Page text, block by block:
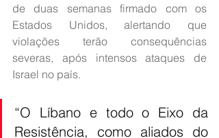
de duas semanas firmado com os
Estados Unidos, alertando que
violações terão consequências
severas, após intensos ataques de
Israel no país.
“O Líbano e todo o Eixo da
Resistência, como aliados do